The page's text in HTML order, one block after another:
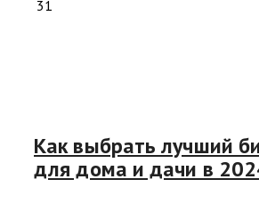
31
Как выбрать лучший
для дома и дачи в